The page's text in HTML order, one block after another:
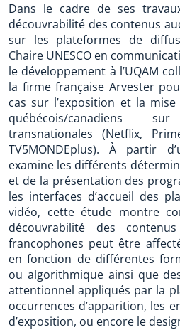
Dans le cadre de ses
découvrabilité des contenus
sur les plateformes de
Chaire UNESCO en
le développement à l’UQAM
la firme française Arvester
cas sur l’exposition et la
québécois/canadiens
transnationales (Netflix,
TV5MONDEplus). À partir
examine les différents
et de la présentation des
les interfaces d’accueil des
vidéo, cette étude montre
découvrabilité des
francophones peut être
en fonction de différentes
ou algorithmique ainsi que
attentionnel appliqués par la
occurrences d’apparition, les
d’exposition, ou encore le